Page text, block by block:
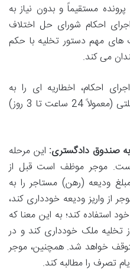
پرونده مستقیماً و بدون نیاز به
احکام شورای حل اختلاف
های مهم دستور تخلیه با حکم
می کند.
احکام، اخطاریه ای را به
مستاجر ابلاغ می کند که در آن مهلتی (معمولاً 24 ساعت تا 3 روز)
صندوق دادگستری: این مرحله
است. موجر موظف است قبل از
مبلغ ودیعه (رهن) مستاجر را به
از واریز ودیعه خودداری کند،
استفاده کند؛ به این معنا که
تخلیه ملک خودداری کند و در
خواهد شد. همچنین، موجر
تصرف را مطالبه کند.